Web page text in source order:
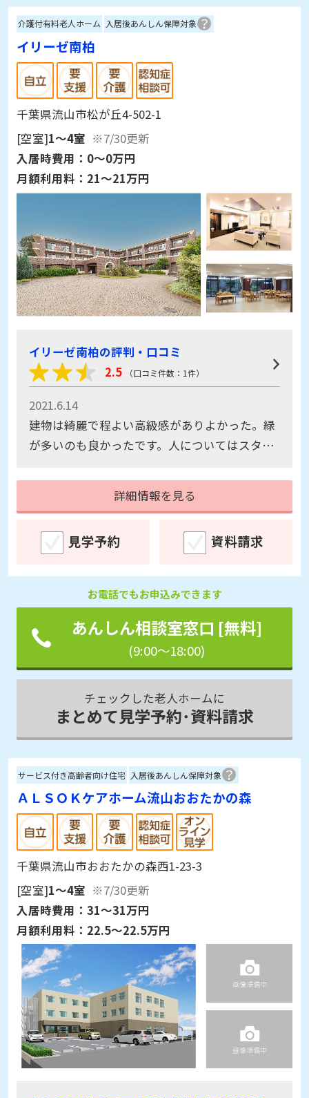
介護付有料老人ホーム 入居後あんしん保障対象
イリーゼ南柏
千葉県流山市松が丘4-502-1
[空室]1～4室 ※7/30更新
入居時費用： 0～0万円
月額利用料： 21～21万円
イリーゼ南柏の評判・口コミ
2.5
（口コミ件数：1件）
2021.6.14
建物は綺麗で程よい高級感がありよかった。緑
が多いのも良かったです。人についてはスタッ
ん。
詳細情報を見る
見学予約 資料請求
お電話でもお申込みできます
あんしん相談室窓口 [無料]
(9:00～18:00)
チェックした老人ホームに
まとめて見学予約･資料請求
サービス付き高齢者向け住宅 入居後あんしん保障対象
ＡＬＳＯＫケアホーム流山おおたかの森
千葉県流山市おおたかの森西1-23-3
[空室]1～4室 ※7/30更新
入居時費用： 31～31万円
月額利用料： 22.5～22.5万円